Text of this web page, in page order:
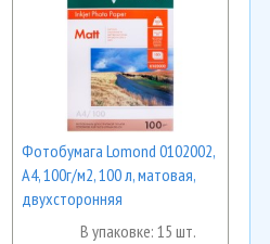
Фотобумага Lomond 0102002,
А4, 100г/м2, 100 л, матовая,
двухсторонняя
В упаковке: 15 шт.